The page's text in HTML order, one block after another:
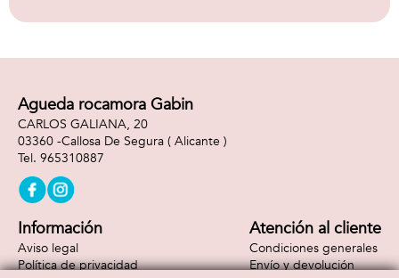
con sonidos
Agueda rocamora Gabin
CARLOS GALIANA, 20
03360 -Callosa De Segura ( Alicante )
965310887
Información
Aviso legal
Política de privacidad
Atención al cliente
Condiciones generales
Envío y devolución